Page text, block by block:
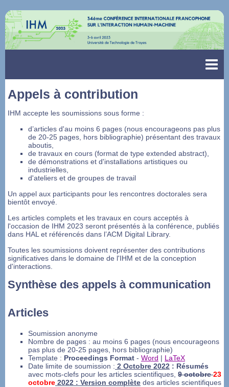
Appels à contribution
IHM accepte les soumissions sous forme :
d’articles d'au moins 6 pages (nous encourageons pas plus
de 20-25 pages, hors bibliographie) présentant des travaux
aboutis,
de travaux en cours (format de type extended abstract),
de démonstrations et d'installations artistiques ou
industrielles,
d'ateliers et de groupes de travail
Un appel aux participants pour les rencontres doctorales sera
bientôt envoyé.
Les articles complets et les travaux en cours acceptés à
l'occasion de IHM 2023 seront présentés à la conférence, publiés
dans HAL et référencés dans l’ACM Digital Library.
Toutes les soumissions doivent représenter des contributions
significatives dans le domaine de l'IHM et de la conception
d'interactions.
Synthèse des appels à communication
Articles
Soumission anonyme
Nombre de pages : au moins 6 pages (nous encourageons
pas plus de 20-25 pages, hors bibliographie)
Template : Proceedings Format - Word | LaTeX
Date limite de soumission : 2 Octobre 2022 : Résumés
avec mots-clefs pour les articles scientifiques, 9 octobre23
octobre 2022 : Version complète des articles scientifiques